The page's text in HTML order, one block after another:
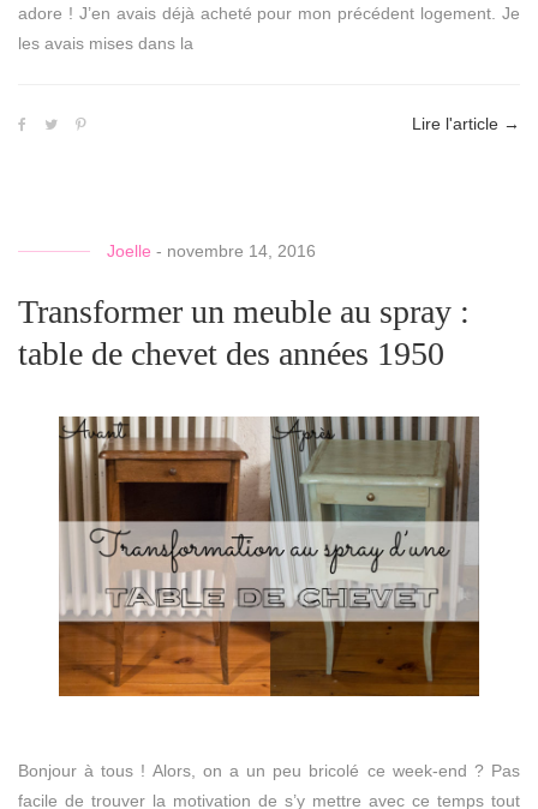
adore ! J’en avais déjà acheté pour mon précédent logement. Je
les avais mises dans la
Lire l'article →
Joelle - novembre 14, 2016
Transformer un meuble au spray :
table de chevet des années 1950
Bonjour à tous ! Alors, on a un peu bricolé ce week-end ? Pas
facile de trouver la motivation de s’y mettre avec ce temps tout